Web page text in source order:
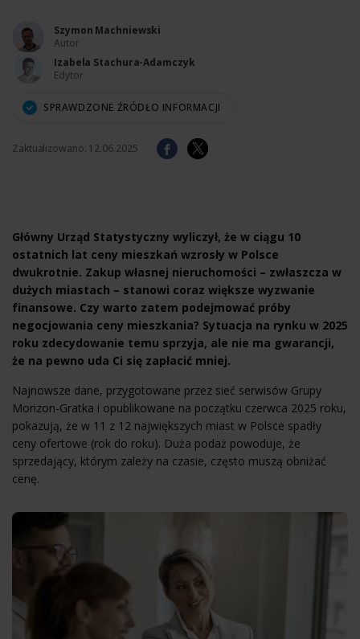
Szymon Machniewski
Autor
Izabela Stachura-Adamczyk
Edytor
SPRAWDZONE ŹRÓDŁO INFORMACJI
Zaktualizowano: 12.06.2025
Główny Urząd Statystyczny wyliczył, że w ciągu 10
ostatnich lat ceny mieszkań wzrosły w Polsce
dwukrotnie. Zakup własnej nieruchomości – zwłaszcza w
dużych miastach – stanowi coraz większe wyzwanie
finansowe. Czy warto zatem podejmować próby
negocjowania ceny mieszkania? Sytuacja na rynku w 2025
roku zdecydowanie temu sprzyja, ale nie ma gwarancji,
że na pewno uda Ci się zapłacić mniej.
Najnowsze dane, przygotowane przez sieć serwisów Grupy
Morizon-Gratka i opublikowane na początku czerwca 2025 roku,
pokazują, że w 11 z 12 największych miast w Polsce spadły
ceny ofertowe (rok do roku). Duża podaż powoduje, że
sprzedający, którym zależy na czasie, często muszą obniżać
cenę.